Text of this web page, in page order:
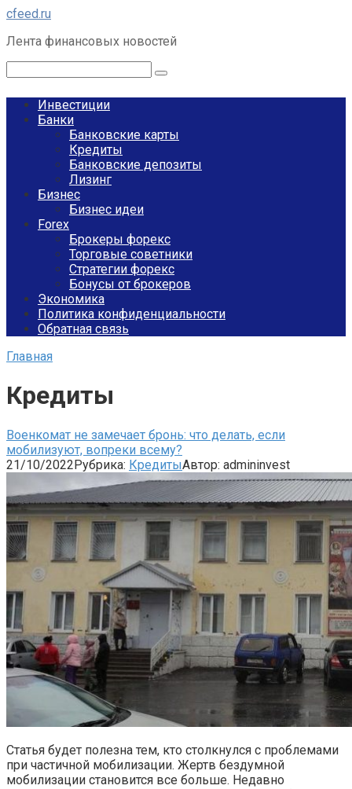
Перейти
контенту
cfeed.ru
Лента финансовых новостей
Инвестиции
Банки
Банковские карты
Кредиты
Банковские депозиты
Лизинг
Бизнес
Бизнес идеи
Forex
Брокеры форекс
Торговые советники
Стратегии форекс
Бонусы от брокеров
Экономика
Политика конфиденциальности
Обратная связь
Главная
Кредиты
Военкомат не замечает бронь: что делать, если
мобилизуют, вопреки всему?
21/10/2022Рубрика: КредитыАвтор: admininvest
Статья будет полезна тем, кто столкнулся с проблемами
при частичной мобилизации. Жертв бездумной
мобилизации становится все больше. Недавно